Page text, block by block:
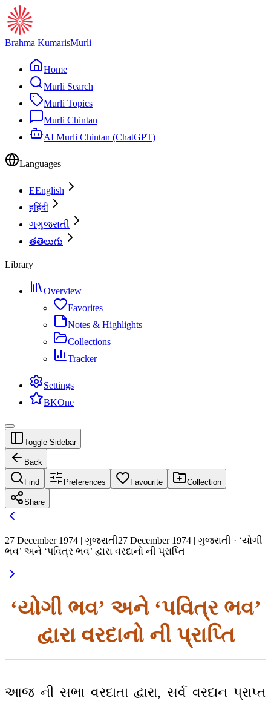
Brahma KumarisMurli
Home
Murli Search
Murli Topics
Murli Chintan
AI Murli Chintan (ChatGPT)
Languages
EEnglish
हहिंदी
ગગુજરાતી
తతెలుగు
Library
Overview
Favorites
Notes & Highlights
Collections
Tracker
Settings
BKOne
Toggle Sidebar
Back
Find Preferences Favourite Collection
Share
27 December 1974 | ગુજરાતી27 December 1974 | ગુજરાતી · ‘યોગી
ભવ’ અને ‘પવિત્ર ભવ’ દ્વારા વરદાનો ની પ્રાપ્તિ
‘યોગી ભવ’ અને ‘પવિત્ર ભવ’
દ્વારા વરદાનો ની પ્રાપ્તિ
આજ ની સભા વરદાતા દ્વારા, સર્વ વરદાન પ્રાપ્ત